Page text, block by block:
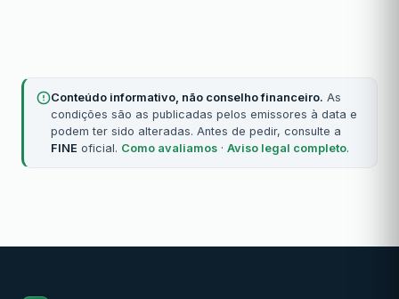
Conteúdo informativo, não conselho financeiro. As
condições são as publicadas pelos emissores à data e
podem ter sido alteradas. Antes de pedir, consulte a
FINE oficial. Como avaliamos · Aviso legal completo.